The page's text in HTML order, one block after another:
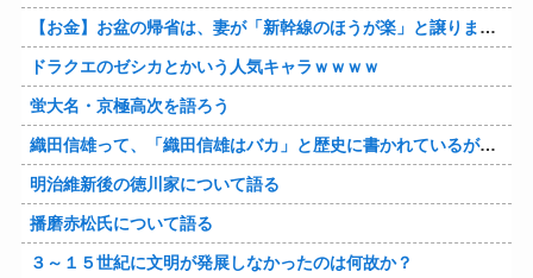
【お金】お盆の帰省は、妻が「新幹線のほうが楽」と譲りません。東京から大阪まで家族4人だと往復「10万円」近くかかるため、私は車で節約したいのですが、実際の費用はどれくらい違うのでしょうか？
ドラクエのゼシカとかいう人気キャラｗｗｗｗ
蛍大名・京極高次を語ろう
織田信雄って、「織田信雄はバカ」と歴史に書かれているが今まで家が残っているんでバカではないよな？
明治維新後の徳川家について語る
播磨赤松氏について語る
３～１５世紀に文明が発展しなかったのは何故か？